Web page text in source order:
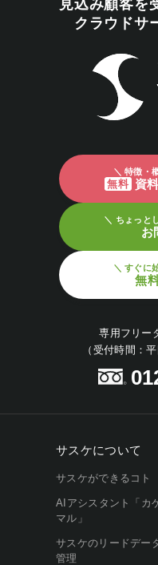
見込み顧客を
クラウドサ
＼ 特徴・
無料 資
＼ ちょっと
お
＼ すぐに
無
専用フリー
（受付時間：
サスケについて
サスケができるコト
AIアシスタント「カ
マル」
サスケのリードデー
管理